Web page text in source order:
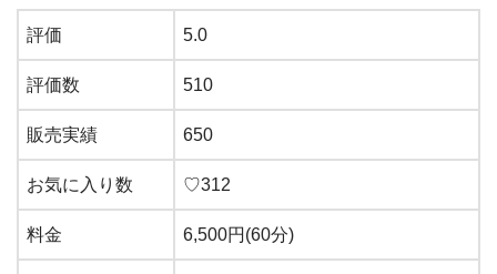
評価 5.0
評価数 510
販売実績 650
お気に入り数 ♡312
料金 6,500円(60分)